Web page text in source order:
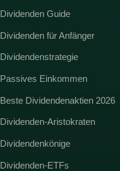
Dividenden Guide
Dividenden für Anfänger
Dividendenstrategie
Passives Einkommen
Beste Dividendenaktien 2026
Dividenden-Aristokraten
Dividendenkönige
Dividenden-ETFs